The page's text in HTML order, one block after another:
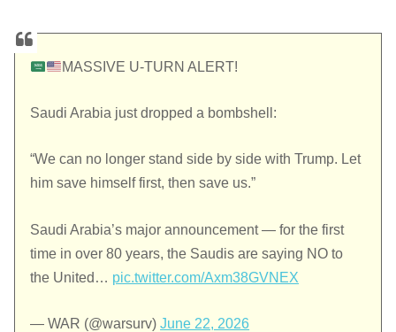
MASSIVE U-TURN ALERT!
Saudi Arabia just dropped a bombshell:
“We can no longer stand side by side with Trump. Let
him save himself first, then save us.”
Saudi Arabia’s major announcement — for the first
time in over 80 years, the Saudis are saying NO to
the United… pic.twitter.com/Axm38GVNEX
— WAR (@warsurv)June 22, 2026